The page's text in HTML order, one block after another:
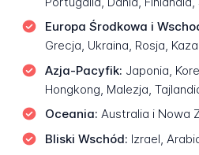
Europa Środkowa i
Grecja, Ukraina, Rosja,
Azja-Pacyfik: Japonia,
Hongkong, Malezja,
Oceania: Australia i Nowa
Bliski Wschód: Izrael,